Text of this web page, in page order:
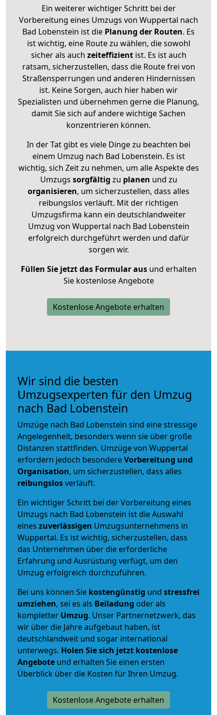
Ein weiterer wichtiger Schritt bei der
Vorbereitung eines Umzugs von Wuppertal nach
Bad Lobenstein ist die Planung der Routen. Es
ist wichtig, eine Route zu wählen, die sowohl
sicher als auch zeiteffizientist. Es ist auch
ratsam, sicherzustellen, dass die Route frei von
Straßensperrungen und anderen Hindernissen
ist. Keine Sorgen, auch hier haben wir
Spezialisten und übernehmen gerne die Planung,
damit Sie sich auf andere wichtige Sachen
konzentrieren können.
In der Tat gibt es viele Dinge zu beachten bei
einem Umzug nach Bad Lobenstein. Es ist
wichtig, sich Zeit zu nehmen, um alle Aspekte des
Umzugs sorgfältig zu planen und zu
organisieren, um sicherzustellen, dass alles
reibungslos verläuft. Mit der richtigen
Umzugsfirma kann ein deutschlandweiter
Umzug von Wuppertal nach Bad Lobenstein
erfolgreich durchgeführt werden und dafür
sorgen wir.
Füllen Sie jetzt das Formular ausund erhalten
Sie kostenlose Angebote
Kostenlose Angebote erhalten
Wir sind die besten
Umzugsexperten für den Umzug
nach Bad Lobenstein
Umzüge nach Bad Lobenstein sind eine stressige
Angelegenheit, besonders wenn sie über große
Distanzen stattfinden. Umzüge von Wuppertal
erfordern jedoch besondereVorbereitung und
Organisation, um sicherzustellen, dass alles
reibungslosverläuft.
Ein wichtiger Schritt bei der Vorbereitung eines
Umzugs nach Bad Lobenstein ist die Auswahl
eines zuverlässigen Umzugsunternehmens in
Wuppertal. Es ist wichtig, sicherzustellen, dass
das Unternehmen über die erforderliche
Erfahrung und Ausrüstung verfügt, um den
Umzug erfolgreich durchzuführen.
Bei uns können Sie kostengünstig und stressfrei
umziehen, sei es als Beiladung oder als
kompletter Umzug. Unser Partnernetzwerk, das
wir über die Jahre aufgebaut haben, ist
deutschlandweit und sogar international
unterwegs. Holen Sie sich jetzt kostenlose
Angebote und erhalten Sie einen ersten
Überblick über die Kosten für Ihren Umzug.
Kostenlose Angebote erhalten